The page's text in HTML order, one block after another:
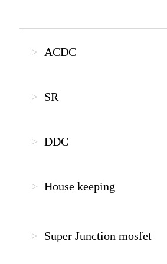
>
>
>
>
>
ACDC
SR
DDC
House keeping
Super Junction mosfet